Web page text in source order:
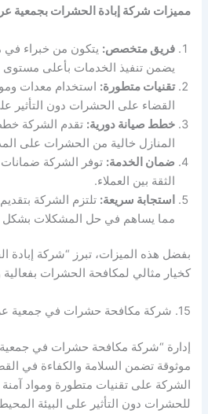
مميزات شركة إبادة الحشرات بجمعية
فريق متخصص: يتكون من خبراء في
يضمن تنفيذ الخدمات بأعلى مستوى
تقنيات متطورة: استخدام معدات
القضاء على الحشرات دون التأثير
خطط صيانة دورية: تقدم الشركة
المنازل خالية من الحشرات على
ضمان الخدمة: توفر الشركة ضمانات
الثقة بين العملاء.
استجابة سريعة: تلتزم الشركة
مما يساهم في حل المشكلات
بفضل هذه الميزات، تبرز “شركة إبادة
كخيار مثالي لمكافحة الحشرات بفعالية
15. شركة مكافحة حشرات في جمعية عرابي
إدارة “شركة مكافحة حشرات في
موثوقة تضمن السلامة والكفاءة في
الشركة على تقنيات متطورة ومواد آمنة
للحشرات دون التأثير على البيئة